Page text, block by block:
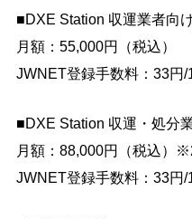
■DXE Station 収運業者向
月額：55,000円（税込）
JWNET登録⼿数料：33円
■DXE Station 収運・処分
月額：88,000円（税込）
JWNET登録⼿数料：33円